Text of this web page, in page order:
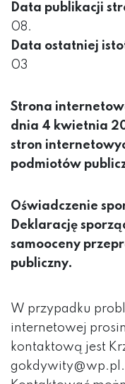
Data publikacji
08.
Data ostatniej
03
Strona
dnia 4 kwietnia
stron
podmiotów
Oświadczenie
Deklarację
samooceny
publiczny.
W przypadku
internetowej
kontaktową jest
gokdywity@wp.pl .